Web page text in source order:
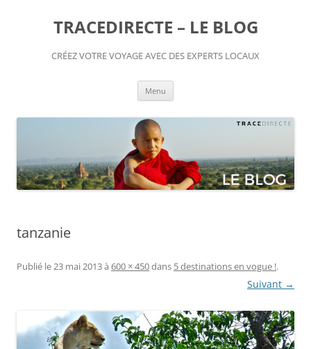
TRACEDIRECTE – LE BLOG
CRÉEZ VOTRE VOYAGE AVEC DES EXPERTS LOCAUX
Menu
tanzanie
Publié le23 mai 2013à 600 × 450dans 5 destinations en vogue !.
Suivant →